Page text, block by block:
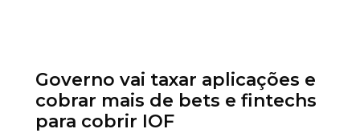
Governo vai taxar aplicações e
cobrar mais de bets e fintechs
para cobrir IOF